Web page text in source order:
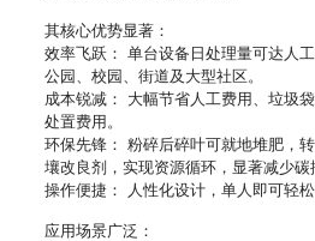
其核心优势显著：
效率飞跃： 单台设备日处理量可达人
公园、校园、街道及大型社区。
成本锐减： 大幅节省人工费用、垃圾
处置费用。
环保先锋： 粉碎后碎叶可就地堆肥，
壤改良剂，实现资源循环，显著减少碳
操作便捷： 人性化设计，单人即可轻
应用场景广泛：